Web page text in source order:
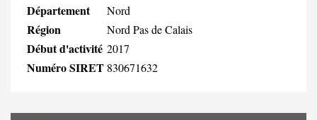
Département Nord
Région Nord Pas de Calais
Début d'activité 2017
Numéro SIRET 830671632